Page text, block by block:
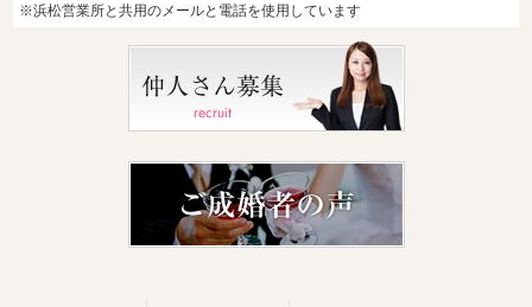
※浜松営業所と共用のメールと電話を使用しています